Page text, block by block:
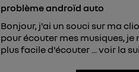
problème androïd auto
Bonjour, j'ai un souci sur ma
pour écouter mes musiques,
plus facile d'écouter ...voir la